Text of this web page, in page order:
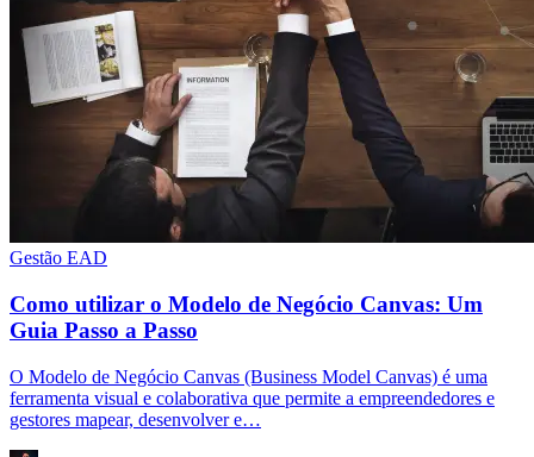
Gestão EAD
Como utilizar o Modelo de Negócio Canvas: Um
Guia Passo a Passo
O Modelo de Negócio Canvas (Business Model Canvas) é uma
ferramenta visual e colaborativa que permite a empreendedores e
gestores mapear, desenvolver e…